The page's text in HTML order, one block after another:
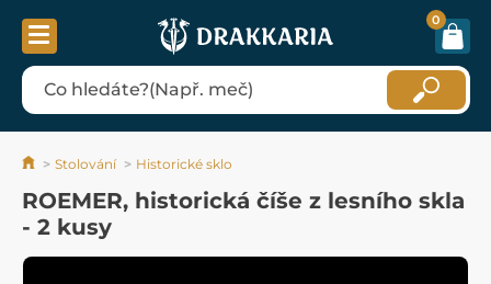
0
Stolování Historické sklo
ROEMER, historická číše z lesního skla
- 2 kusy